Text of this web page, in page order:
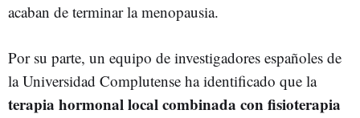
acaban de terminar la menopausia.
Por su parte, un equipo de investigadores españoles de
la Universidad Complutense ha identificado que la
terapia hormonal local combinada con fisioterapia